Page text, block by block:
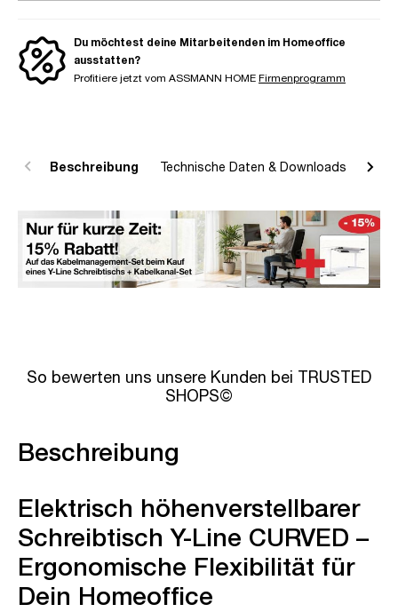
Du möchtest deine Mitarbeitenden im Homeoffice
ausstatten?
Profitiere jetzt vom ASSMANN HOME Firmenprogramm
Beschreibung Technische Daten & Downloads
So bewerten uns unsere Kunden bei TRUSTED
SHOPS©
Beschreibung
Elektrisch höhenverstellbarer
Schreibtisch Y-Line CURVED –
Ergonomische Flexibilität für
Dein Homeoffice